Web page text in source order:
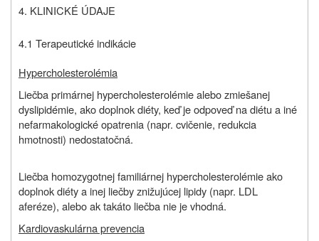
4. KLINICKÉ ÚDAJE
4.1 Terapeutické indikácie
Hypercholesterolémia
Liečba primárnej hypercholesterolémie alebo zmiešanej
dyslipidémie, ako doplnok diéty, keď je odpoveď na diétu a iné
nefarmakologické opatrenia (napr. cvičenie, redukcia
hmotnosti) nedostatočná.
Liečba homozygotnej familiárnej hypercholesterolémie ako
doplnok diéty a inej liečby znižujúcej lipidy (napr. LDL
aferéze), alebo ak takáto liečba nie je vhodná.
Kardiovaskulárna prevencia